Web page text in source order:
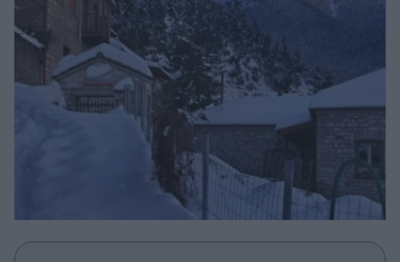
Ψυχολογία
Υγεία + Διατροφή
Σχέσεις & Σεξ
Fitness